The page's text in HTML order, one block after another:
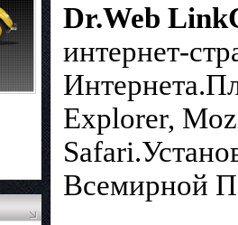
Dr.Web
интернет-
Explorer,
Всемирной